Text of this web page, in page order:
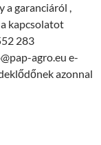
a garanciáról ,
kapcsolatot
283
agro.eu e-
azonnal